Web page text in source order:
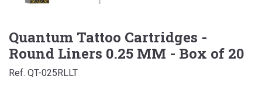
Quantum Tattoo Cartridges -
Round Liners 0.25 MM - Box of 20
Ref. QT-025RLLT